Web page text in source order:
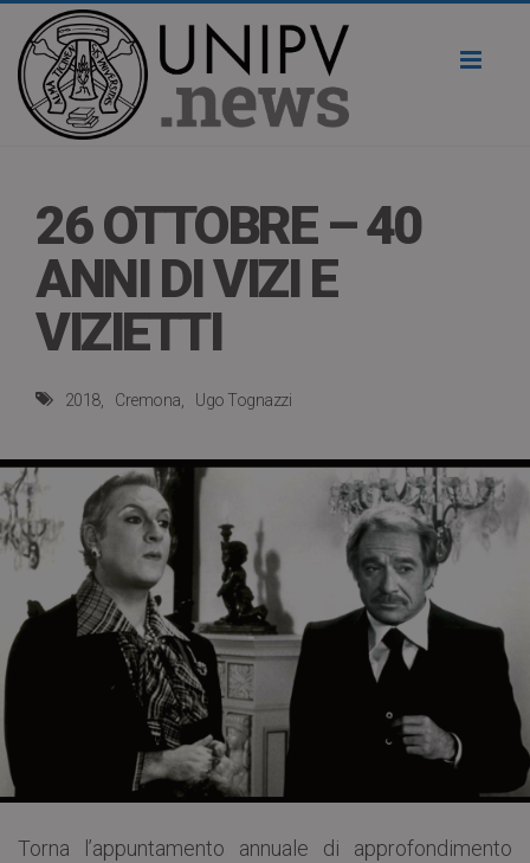
26 OTTOBRE – 40
ANNI DI VIZI E
VIZIETTI
2018 Cremona Ugo Tognazzi
Torna l’appuntamento annuale di approfondimento